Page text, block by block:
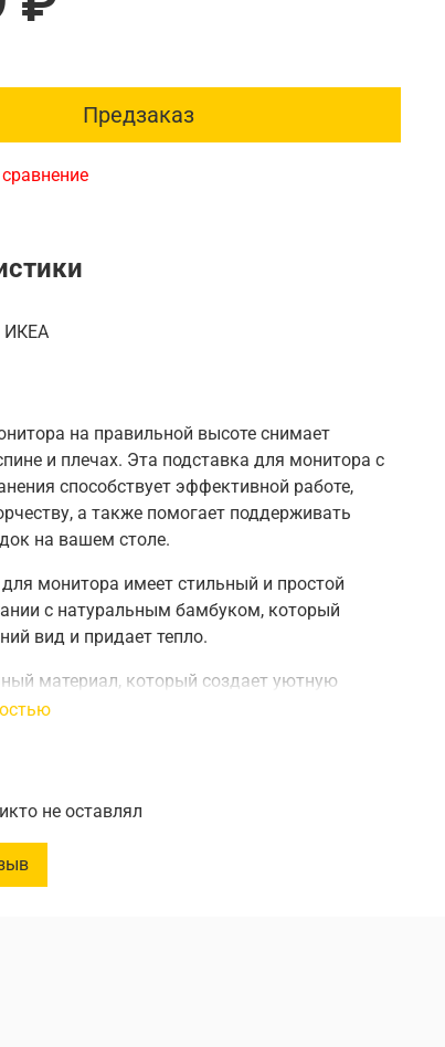
Предзаказ
ИКЕА
на правильной высоте снимает
и плечах. Эта подставка для монитора с
способствует эффективной работе,
а также помогает поддерживать
на вашем столе.
монитора имеет стильный и простой
с натуральным бамбуком, который
вид и придает тепло.
материал, который создает уютную
контрастирует с белой алюминиевой
не оставлял